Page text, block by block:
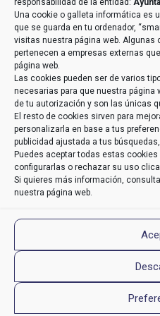
responsabilidad de la entidad:
Una cookie o galleta informática es
que se guarda en tu ordenador,
visitas nuestra página web. Algunas
pertenecen a empresas externas
página web.
Las cookies pueden ser de varios
necesarias para que nuestra página
de tu autorización y son las únicas
El resto de cookies sirven para
personalizarla en base a tus
publicidad ajustada a tus
Puedes aceptar todas estas cookies
configurarlas o rechazar su uso
Si quieres más información,
nuestra página web.
entidad que esté
conocimiento de la
Derechos » Tiene derecho
tenemos sobre usted,
como se explica en la
disponible en nuestra
Adicional » Más
DE PRIVACIDAD”de nuestra
Contacto DPD »
derechos reservados |
MC